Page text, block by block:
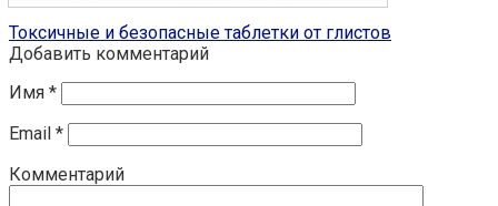
Традиционные средства от глистов 3
Токсичные и безопасные таблетки от глистов
Добавить комментарий
Имя *
Email *
Комментарий